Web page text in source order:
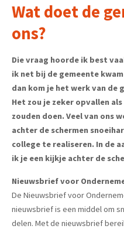
Wat doet de
ons?
Die vraag hoorde ik best
ik net bij de gemeente
dan kom je het werk van de
Het zou je zeker opvallen
zouden doen. Veel van ons
achter de schermen
college te realiseren. In de
ik je een kijkje achter de
Nieuwsbrief voor
De Nieuwsbrief voor
nieuwsbrief is een middel om
delen. Met de nieuwsbrief